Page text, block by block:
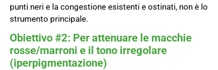
punti neri e la congestione esistenti e ostinati, non è lo
strumento principale.
Obiettivo #2: Per attenuare le macchie
rosse/marroni e il tono irregolare
(iperpigmentazione)